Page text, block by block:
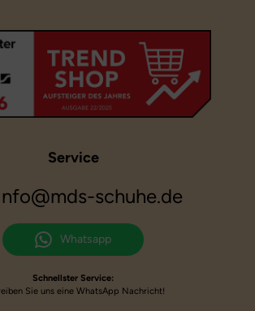
Service
schuhe.de
Whatsapp
Schnellster Service:
Sie uns eine WhatsApp Nachricht!